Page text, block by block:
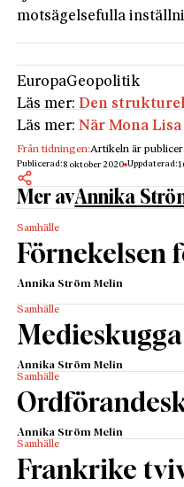
motsägelsefulla
EuropaGeopolitik
Läs mer:Den
Läs mer:När Mona
Från tidningen:Artikeln är
Publicerad:8 oktober 2020 Uppdaterad:
Mer avAnnika
Samhälle
Förnekelsen
Annika Ström Melin
Samhälle
Annika Ström Melin
Samhälle
Annika Ström Melin
Samhälle
Frankrike